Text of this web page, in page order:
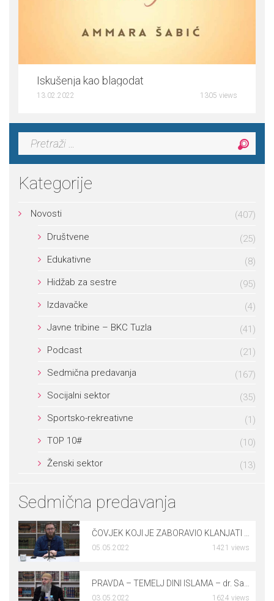
Iskušenja kao blagodat
13.02.2022 1305 views
Pretraga:
Kategorije
Novosti (407)
Društvene
(25)
Edukativne
(8)
Hidžab za sestre
(95)
Izdavačke
(4)
Javne tribine – BKC Tuzla
(41)
Podcast
(21)
Sedmična predavanja
(167)
Socijalni sektor
(35)
Sportsko-rekreativne
(1)
TOP 10#
(10)
Ženski sektor
(13)
Sedmična predavanja
0
05.05.2022 1421 views
03.05.2022 1624 views